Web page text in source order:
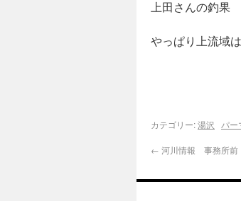
上田さんの釣果
やっぱり上流域
カテゴリー:湯沢 パー
← 河川情報 事務所前